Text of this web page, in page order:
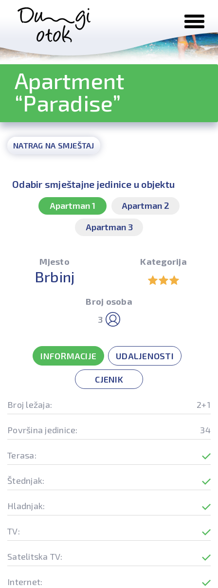
Preskoči na sadržaj
Apartment
“Paradise”
NATRAG NA SMJEŠTAJ
Odabir smještajne jedinice u objektu
Apartman 1
Apartman 2
Apartman 3
Mjesto
Brbinj
Kategorija
Broj osoba
3
INFORMACIJE UDALJENOSTI
CJENIK
Broj ležaja: 2+1
Površina jedinice: 34
Terasa:
Štednjak:
Hladnjak:
TV:
Satelitska TV:
Internet: